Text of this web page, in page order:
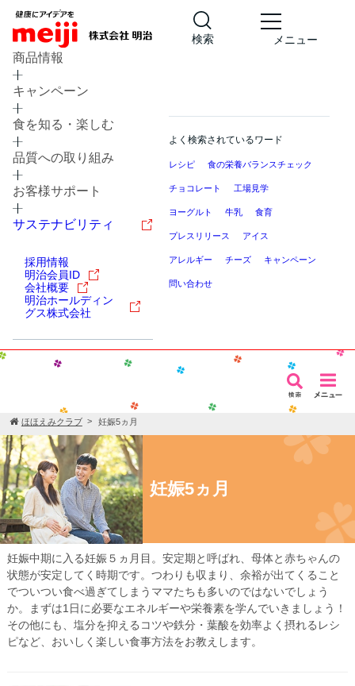
検索 メニュー
商品情報
キャンペーン
食を知る・楽しむ
品質への取り組み
お客様サポート
サステナビリティ
採用情報
明治会員ID
会社概要
明治ホールディン
グス株式会社
よく検索されているワード
レシピ 食の栄養バランスチェック
チョコレート 工場見学
ヨーグルト 牛乳 食育
プレスリリース アイス
アレルギー チーズ キャンペーン
問い合わせ
ほほえみクラブ 妊娠5ヵ月
妊娠5ヵ月
妊娠中期に入る妊娠５ヵ月目。安定期と呼ばれ、母体と赤ちゃんの
状態が安定してく時期です。つわりも収まり、余裕が出てくること
でついつい食べ過ぎてしまうママたちも多いのではないでしょう
か。まずは1日に必要なエネルギーや栄養素を学んでいきましょう！
その他にも、塩分を抑えるコツや鉄分・葉酸を効率よく摂れるレシ
ピなど、おいしく楽しい食事方法をお教えします。